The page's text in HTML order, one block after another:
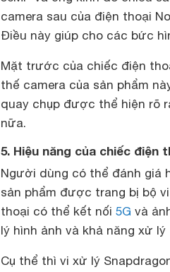
camera sau của điện thoại
Điều này giúp cho các bức
Mặt trước của chiếc điện
thế camera của sản phẩm
quay chụp được thể hiện rõ
nữa.
5. Hiệu năng của chiếc điện
Người dùng có thể đánh giá
sản phẩm được trang bị bộ
thoại có thể kết nối 5G và
lý hình ảnh và khả năng xử
Cụ thể thì vi xử lý